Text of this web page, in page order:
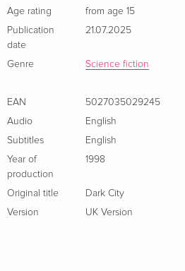
Age rating
from age 15
Publication
date
21.07.2025
Genre Science fiction
EAN
5027035029245
Audio
English
Subtitles
English
Year of
production
1998
Original title
Dark City
Version
UK Version